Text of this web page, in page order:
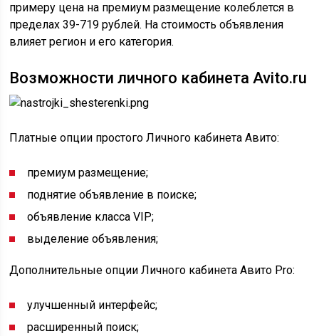
примеру цена на премиум размещение колеблется в
пределах 39-719 рублей. На стоимость объявления
влияет регион и его категория.
Возможности личного кабинета Avito.ru
Платные опции простого Личного кабинета Авито:
премиум размещение;
поднятие объявление в поиске;
объявление класса VIP;
выделение объявления;
Дополнительные опции Личного кабинета Авито Pro:
улучшенный интерфейс;
расширенный поиск;